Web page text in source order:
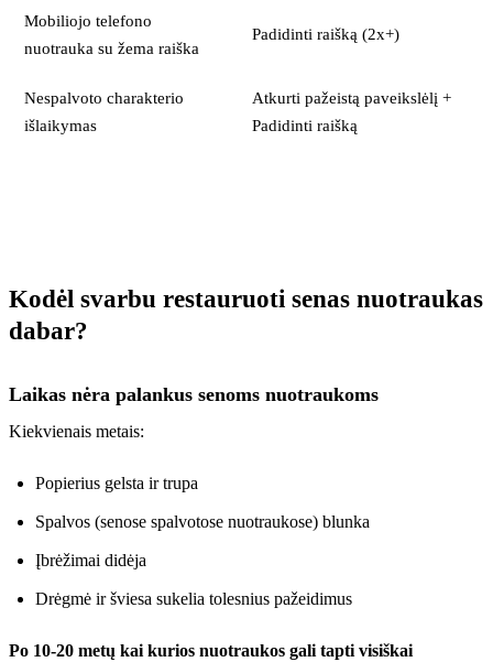
Mobiliojo telefono
nuotrauka su žema raiška
Padidinti raišką (2x+)
Nespalvoto charakterio
išlaikymas
Atkurti pažeistą paveikslėlį +
Padidinti raišką
Kodėl svarbu restauruoti senas nuotraukas
dabar?
Laikas nėra palankus senoms nuotraukoms
Kiekvienais metais:
Popierius gelsta ir trupa
Spalvos (senose spalvotose nuotraukose) blunka
Įbrėžimai didėja
Drėgmė ir šviesa sukelia tolesnius pažeidimus
Po 10-20 metų kai kurios nuotraukos gali tapti visiškai